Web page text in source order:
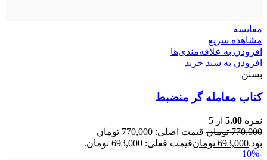
مقایسه
مشاهده سریع
افزودن به علاقه‌مندی‌ها
افزودن به سبد خرید
بستن
کتاب معامله گر منضبط
نمره 5.00 از 5
770,000 تومان
قیمت اصلی: 770,000 تومان
بود.693,000 تومانقیمت فعلی: 693,000 تومان.
-10%